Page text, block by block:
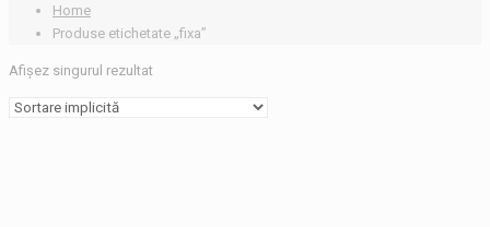
Home
Produse etichetate „fixa”
Afișez singurul rezultat